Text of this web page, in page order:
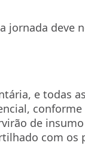
jornada deve
e todas
de
com os